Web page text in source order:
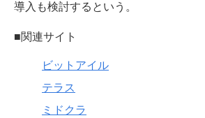
導入も検討するという。
■関連サイト
ビットアイル
テラス
ミドクラ